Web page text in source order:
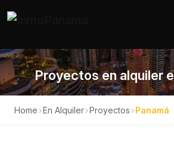
Proyectos en alquiler
Home ›En Alquiler›Proyectos ›Panamá